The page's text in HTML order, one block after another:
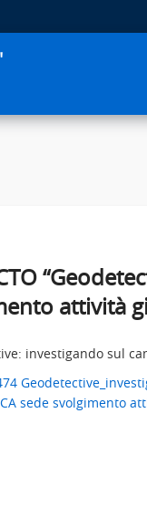
attività
investigando sul
sede svolgimento